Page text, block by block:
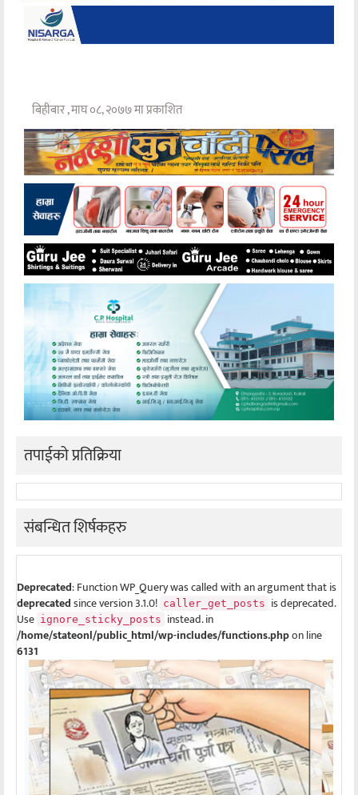
बिहीबार , माघ ०८, २०७७ मा प्रकाशित
तपाईको प्रतिक्रिया
संबन्धित शिर्षकहरु
Deprecated: Function WP_Query was called with an argument that is
deprecatedsince version 3.1.0! caller_get_posts is deprecated.
Use ignore_sticky_posts instead. in
/home/stateonl/public_html/wp-includes/functions.phpon line
6131